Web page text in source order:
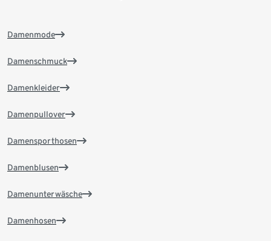
Damenmode
Damenschmuck
Damenkleider
Damenpullover
Damensporthosen
Damenblusen
Damenunterwäsche
Damenhosen